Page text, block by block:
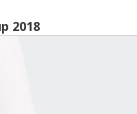
2018